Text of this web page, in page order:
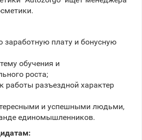
заработную плату и бонусную
обучения и
роста;
работы разъездной характер
и успешными людьми,
единомышленников.